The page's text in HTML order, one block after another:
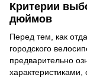
Критерии
дюймов
Перед тем, как
городского
предварительно
характеристиками,